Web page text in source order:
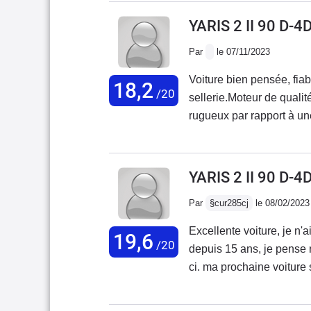
présents dans
avec 70 000km et je
habitabilité la voiture
coulissante qui offre de
largement suffisant pour quelqu'un comme moi qui ne
de la départementale,
18,2 /20
YARIS 2 II 90 D-
Par le 07/11/2023
Voiture bien pensée,
sellerie.Moteur de
rugueux par rapport à
et silence)
19,6 /20
YARIS 2 II 90 D-
Par §cur285cj le 08/02/2023
Excellente voiture, je
depuis 15 ans, je pense ne plus retrouver de voiture économique comme celle-
ci. ma prochaine voiture sera sans doute une hybride yaris.le coffre est un peu
elle est toujours en